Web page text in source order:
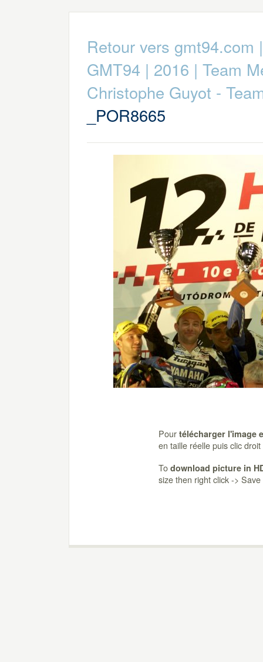
Retour vers gmt94.com
GMT94 | 2016 | Team
Christophe Guyot -
_POR8665
Pour télécharger l'image
en taille réelle puis clic
To download picture in
size then right click ->